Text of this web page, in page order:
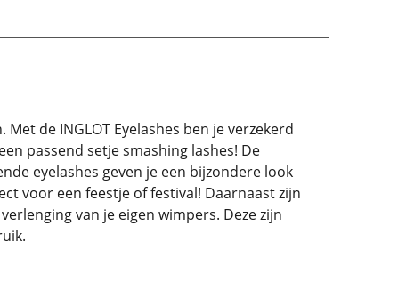
de INGLOT Eyelashes ben je verzekerd
passend setje smashing lashes! De
eyelashes geven je een bijzondere look
voor een feestje of festival! Daarnaast zijn
van je eigen wimpers. Deze zijn